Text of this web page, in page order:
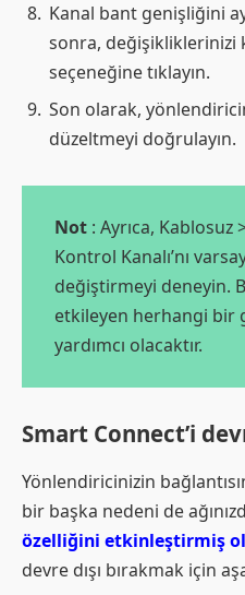
Kanal bant genişliğini
sonra, değişikliklerinizi
seçeneğine tıklayın.
Son olarak,
düzeltmeyi doğrulayın.
Not : Ayrıca, Kablosuz
Kontrol Kanalı’nı
değiştirmeyi deneyin.
etkileyen herhangi bir
yardımcı olacaktır.
Smart Connect’i
Yönlendiricinizin
bir başka nedeni de
özelliğini etkinleştirmiş
devre dışı bırakmak için